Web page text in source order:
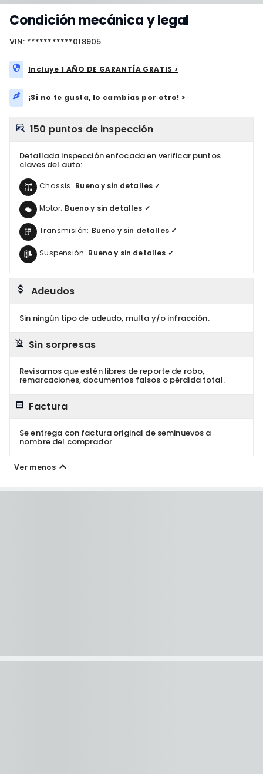
Condición mecánica y legal
VIN: ***********018905
Incluye 1 AÑO DE GARANTÍA GRATIS >
¡Si no te gusta, lo cambias por otro! >
150 puntos de inspección
Detallada inspección enfocada en verificar puntos
claves del auto:
Chassis: Bueno y sin detalles ✓
Motor: Bueno y sin detalles ✓
Transmisión: Bueno y sin detalles ✓
Suspensión: Bueno y sin detalles ✓
Adeudos
Sin ningún tipo de adeudo, multa y/o infracción.
Sin sorpresas
Revisamos que estén libres de reporte de robo,
remarcaciones, documentos falsos o pérdida total.
Factura
Se entrega con factura original de seminuevos a
nombre del comprador.
Ver menos